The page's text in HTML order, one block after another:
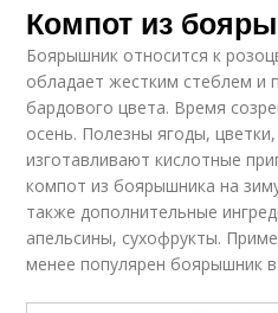
Компот из
Боярышник относится к
обладает жестким стеблем и
бардового цвета. Время
осень. Полезны ягоды,
изготавливают кислотные
компот из боярышника на
также дополнительные
апельсины, сухофрукты.
менее популярен боярышник